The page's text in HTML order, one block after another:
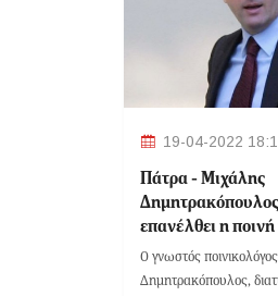
19-04-2022
Πάτρα - Μιχάλης
επανέλθει η ποινή
κάθειρξης
Ο γνωστός
Δημητρακόπουλος,